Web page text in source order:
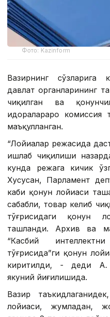
Фото: Kazinform
Вазирнинг сўзларига
давлат органларининг
чиқилган ва
идоралараро комиссия
маъқулланган.
“Лойиҳалар режасида
ишлаб чиқилиши
кунда режага кичик
Хусусан, Парламент
каби қонун лойиҳаси
сабабли, товар келиб
тўғрисидаги қонун
ташланди. Архив ва
“Касбий
тўғрисида”ги қонун
киритилди, - деди А.
якуний йиғилишида.
Вазир
лойиҳаси, жумладан,